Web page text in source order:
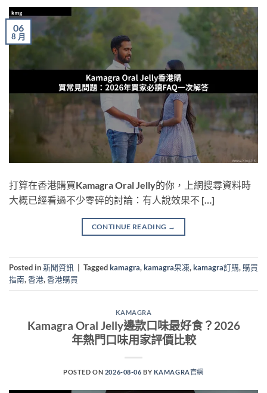
06
8 月
打算在香港購買Kamagra Oral Jelly的你，上網搜尋資料時
大概已經看過不少零碎的討論：有人說效果不 […]
CONTINUE READING →
Posted in新聞資訊 Taggedkamagra,kamagra果凍,kamagra訂購, 購買
指南,香港,香港購買
KAMAGRA
Kamagra Oral Jelly邊款口味最好食？2026
年熱門口味用家評價比較
POSTED ON 2026-08-06 BY KAMAGRA官網